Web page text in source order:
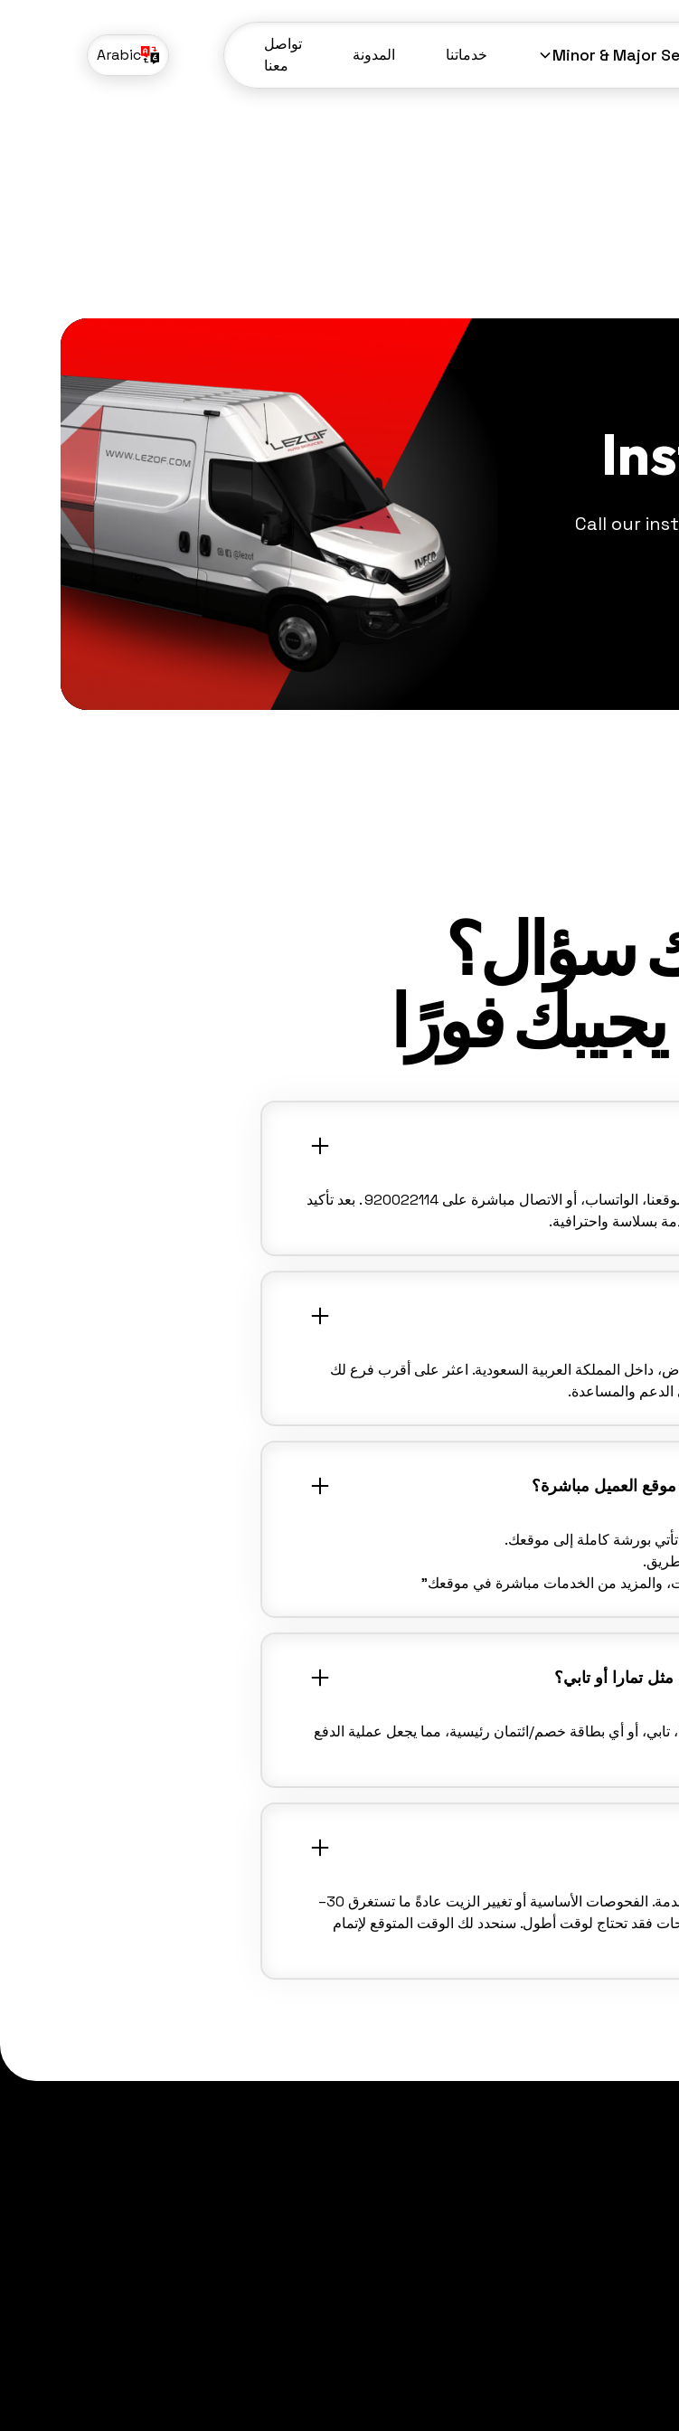
Minor & Major
خدماتنا
المدونة
تواصل
معنا
تواصل
Arabic
Call our
سؤال؟
يجيبك فورًا
احجز موعد صيانة سيارتك بسهولة عبر موقعنا، الواتساب، أو الاتصال مباشرة على 920022114 . بعد تأكيد
بسلاسة واحترافية.
داخل المملكة العربية السعودية. اعثر على أقرب فرع لك
الدعم والمساعدة.
العميل مباشرة؟
بورشة كاملة إلى موقعك.
والمزيد من الخدمات مباشرة في موقعك"
تمارا أو تابي؟
أو أي بطاقة خصم/ائتمان رئيسية، مما يجعل عملية الدفع
تختلف مدة صيانة سيارتك حسب نوع الخدمة. الفحوصات الأساسية أو تغيير الزيت عادةً ما تستغرق 30–
فقد تحتاج لوقت أطول. سنحدد لك الوقت المتوقع لإتمام